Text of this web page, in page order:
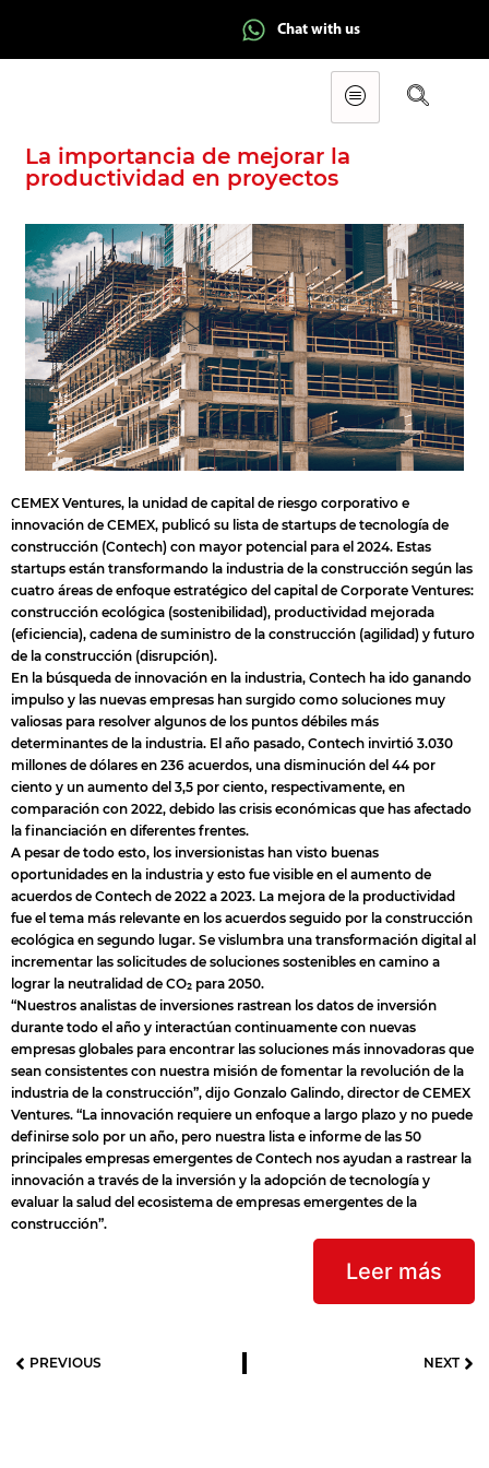
Chat with us
La importancia de mejorar la
productividad en proyectos
CEMEX Ventures, la unidad de capital de riesgo corporativo e
innovación de CEMEX, publicó su lista de startups de tecnología de
construcción (Contech) con mayor potencial para el 2024. Estas
startups están transformando la industria de la construcción según las
cuatro áreas de enfoque estratégico del capital de Corporate Ventures:
construcción ecológica (sostenibilidad), productividad mejorada
(eficiencia), cadena de suministro de la construcción (agilidad) y futuro
de la construcción (disrupción).
En la búsqueda de innovación en la industria, Contech ha ido ganando
impulso y las nuevas empresas han surgido como soluciones muy
valiosas para resolver algunos de los puntos débiles más
determinantes de la industria. El año pasado, Contech invirtió 3.030
millones de dólares en 236 acuerdos, una disminución del 44 por
ciento y un aumento del 3,5 por ciento, respectivamente, en
comparación con 2022, debido las crisis económicas que has afectado
la financiación en diferentes frentes.
A pesar de todo esto, los inversionistas han visto buenas
oportunidades en la industria y esto fue visible en el aumento de
acuerdos de Contech de 2022 a 2023. La mejora de la productividad
fue el tema más relevante en los acuerdos seguido por la construcción
ecológica en segundo lugar. Se vislumbra una transformación digital al
incrementar las solicitudes de soluciones sostenibles en camino a
lograr la neutralidad de CO₂ para 2050.
“Nuestros analistas de inversiones rastrean los datos de inversión
durante todo el año y interactúan continuamente con nuevas
empresas globales para encontrar las soluciones más innovadoras que
sean consistentes con nuestra misión de fomentar la revolución de la
industria de la construcción”, dijo Gonzalo Galindo, director de CEMEX
Ventures. “La innovación requiere un enfoque a largo plazo y no puede
definirse solo por un año, pero nuestra lista e informe de las 50
principales empresas emergentes de Contech nos ayudan a rastrear la
innovación a través de la inversión y la adopción de tecnología y
evaluar la salud del ecosistema de empresas emergentes de la
construcción”.
Leer más
PREVIOUS NEXT